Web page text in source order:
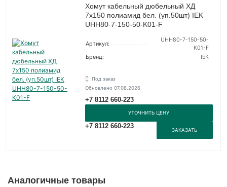
Хомут кабельный дюбельный ХД
7х150 полиамид бел. (уп.50шт) IEK
UHH80-7-150-50-K01-F
Артикул:
UHH80-7-150-50-
K01-F
Бренд:
IEK
Под заказ
Обновлено 07.08.2026
+7 8112 660-223
УТОЧНИТЬ ЦЕНУ
+7 8112 660-223
ЗАКАЗАТЬ
Аналогичные товары